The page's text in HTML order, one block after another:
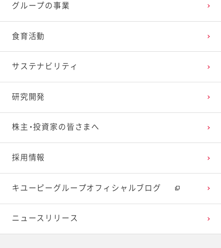
グループの事業
食育活動
サステナビリティ
研究開発
株主・投資家の皆さまへ
採用情報
キユーピーグループオフィシャルブログ
ニュースリリース